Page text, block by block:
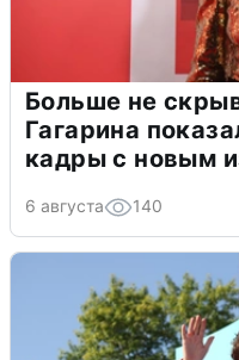
Больше не
Гагарина
кадры с новым
6 августа 140